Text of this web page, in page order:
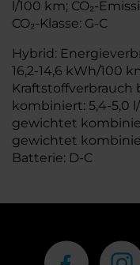
l/100 km; CO₂-
CO₂-Klasse: G-C
Hybrid:
16,2-14,6 kWh/100
Kraftstoffverbrauch
kombiniert: 5,4-5,0
gewichtet
gewichtet
Batterie: D-C